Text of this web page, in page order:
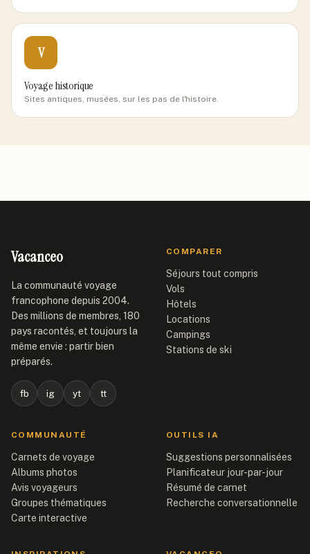
V
Voyage historique
Sites antiques, musées, sur les pas de l'histoire.
Vacanceo
La communauté voyage
francophone depuis 2004.
Des millions de membres, 180
pays racontés, et toujours la
même envie : partir bien
préparés.
fb ig yt tt
COMPARER
Séjours tout compris
Vols
Hôtels
Locations
Campings
Stations de ski
COMMUNAUTÉ
Carnets de voyage
Albums photos
Avis voyageurs
Groupes thématiques
Carte interactive
OUTILS IA
Suggestions personnalisées
Planificateur jour-par-jour
Résumé de carnet
Recherche conversationnelle